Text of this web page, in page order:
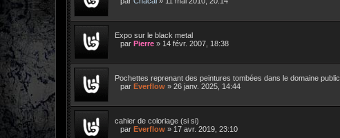
Expo sur le black metal
par Pierre » 14 févr. 2007, 18:38
Pochettes reprenant des peintures tombées dans le domaine public
par Everflow » 26 janv. 2025, 14:44
cahier de coloriage (si si)
par Everflow » 17 avr. 2019, 23:10